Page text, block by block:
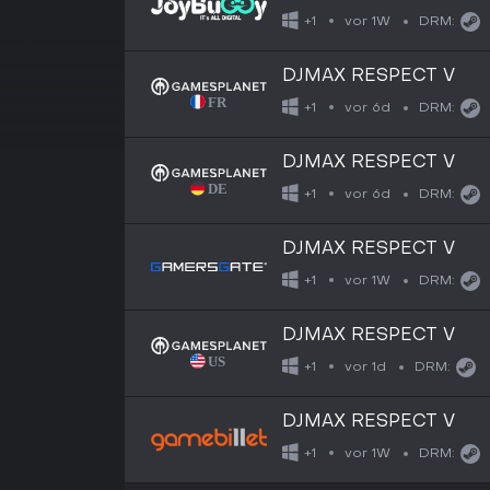
+1 vor 1W DRM:
DJMAX RESPECT V
+1 vor 6d DRM:
DJMAX RESPECT V
+1 vor 6d DRM:
DJMAX RESPECT V
+1 vor 1W DRM:
DJMAX RESPECT V
+1 vor 1d DRM:
DJMAX RESPECT V
+1 vor 1W DRM: